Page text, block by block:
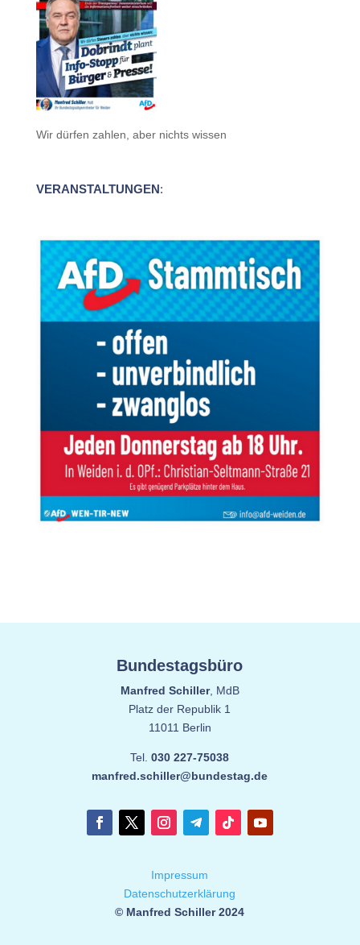
Wir dürfen zahlen, aber nichts wissen
VERANSTALTUNGEN:
Bundestagsbüro
Manfred Schiller, MdB
Platz der Republik 1
11011 Berlin
Tel.030 227-75038
manfred.schiller@bundestag.de
Impressum
Datenschutzerklärung
© Manfred Schiller 2024